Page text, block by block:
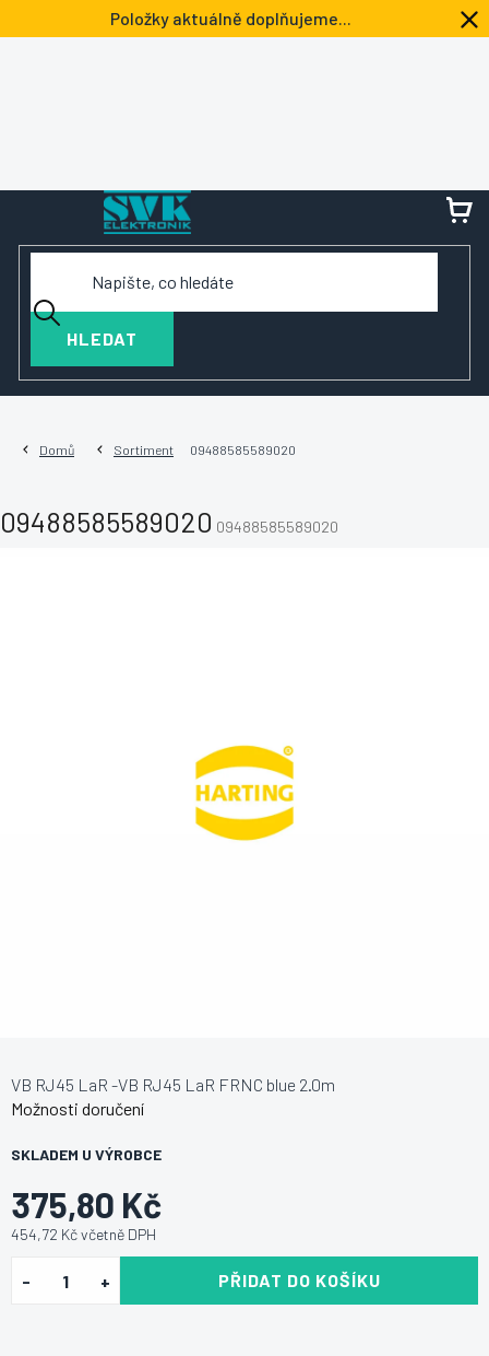
na
Položky aktuálně doplňujeme...
HLEDAT
Domů Sortiment 09488585589020
09488585589020 09488585589020
375,80 Kč
454,72 Kč včetně DPH
SKLADEM U VÝROBCE
Možnosti doručení
PŘIDAT DO KOŠÍKU
VB RJ45 LaR -VB RJ45 LaR FRNC blue 2.0m